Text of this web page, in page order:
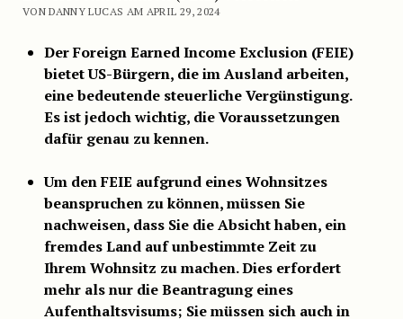
VON DANNY LUCAS AM APRIL 29, 2024
Der Foreign Earned Income Exclusion (FEIE)
bietet US-Bürgern, die im Ausland arbeiten,
eine bedeutende steuerliche Vergünstigung.
Es ist jedoch wichtig, die Voraussetzungen
dafür genau zu kennen.
Um den FEIE aufgrund eines Wohnsitzes
beanspruchen zu können, müssen Sie
nachweisen, dass Sie die Absicht haben, ein
fremdes Land auf unbestimmte Zeit zu
Ihrem Wohnsitz zu machen. Dies erfordert
mehr als nur die Beantragung eines
Aufenthaltsvisums; Sie müssen sich auch in